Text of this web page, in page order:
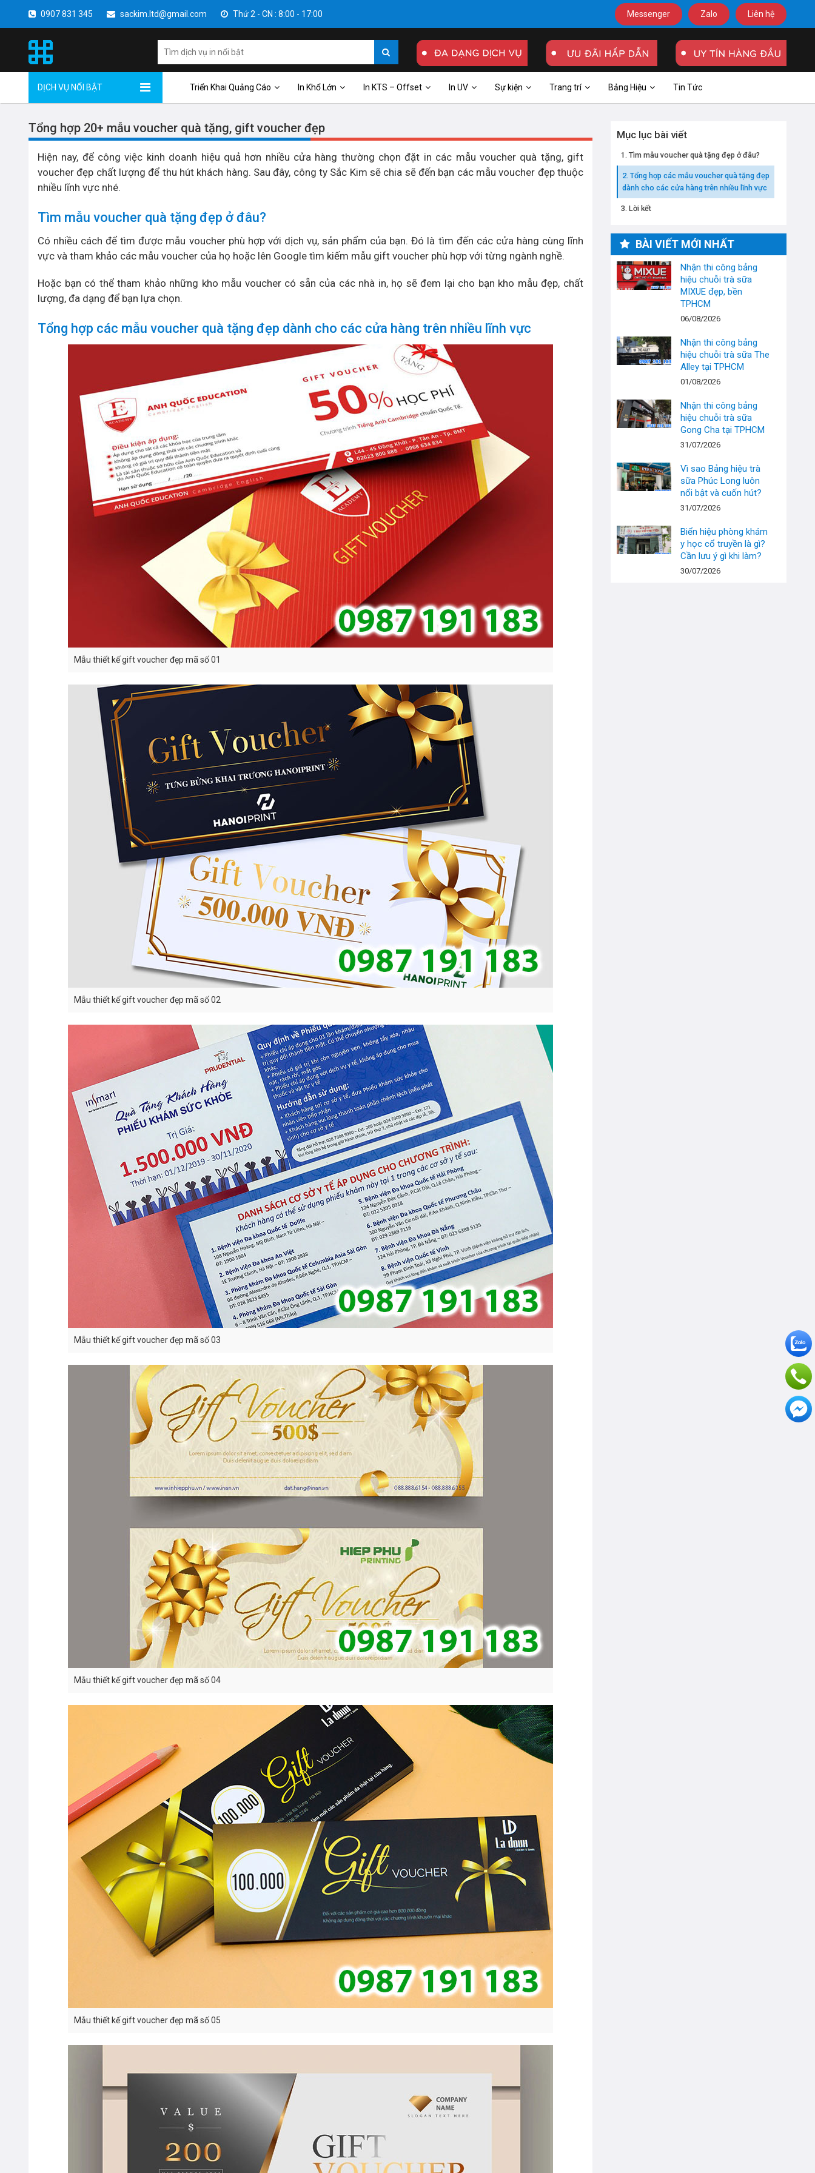
0907 831 345 sackim.ltd@gmail.com Thứ 2 - CN : 8:00 - 17:00 Messenger Zalo Liên hệ
DỊCH VỤ NỔI BẬT Triển Khai Quảng Cáo In Khổ Lớn In KTS – Offset In UV Sự kiện Trang trí Bảng Hiệu Tin Tức
Tổng hợp 20+ mẫu voucher quà tặng, gift voucher đẹp
Hiện nay, để công việc kinh doanh hiệu quả hơn nhiều cửa hàng thường chọn đặt in các mẫu voucher quà tặng, gift
voucher đẹp chất lượng để thu hút khách hàng. Sau đây, công ty Sắc Kim sẽ chia sẽ đến bạn các mẫu voucher đẹp thuộc
nhiều lĩnh vực nhé.
Tìm mẫu voucher quà tặng đẹp ở đâu?
Có nhiều cách để tìm được mẫu voucher phù hợp với dịch vụ, sản phẩm của bạn. Đó là tìm đến các cửa hàng cùng lĩnh
vực và tham khảo các mẫu voucher của họ hoặc lên Google tìm kiếm mẫu gift voucher phù hợp với từng ngành nghề.
Hoặc bạn có thể tham khảo những kho mẫu voucher có sẵn của các nhà in, họ sẽ đem lại cho bạn kho mẫu đẹp, chất
lượng, đa dạng để bạn lựa chọn.
Tổng hợp các mẫu voucher quà tặng đẹp dành cho các cửa hàng trên nhiều lĩnh vực
Mẫu thiết kế gift voucher đẹp mã số 01
Mẫu thiết kế gift voucher đẹp mã số 02
Mẫu thiết kế gift voucher đẹp mã số 03
Mẫu thiết kế gift voucher đẹp mã số 04
Mẫu thiết kế gift voucher đẹp mã số 05
Mục lục bài viết
Tìm mẫu voucher quà tặng đẹp ở đâu?
Tổng hợp các mẫu voucher quà tặng đẹp
dành cho các cửa hàng trên nhiều lĩnh vực
Lời kết
BÀI VIẾT MỚI NHẤT
Nhận thi công bảng
hiệu chuỗi trà sữa
MIXUE đẹp, bền
TPHCM
06/08/2026
Nhận thi công bảng
hiệu chuỗi trà sữa The
Alley tại TPHCM
01/08/2026
Nhận thi công bảng
hiệu chuỗi trà sữa
Gong Cha tại TPHCM
31/07/2026
Vì sao Bảng hiệu trà
sữa Phúc Long luôn
nổi bật và cuốn hút?
31/07/2026
Biển hiệu phòng khám
y học cổ truyền là gì?
Cần lưu ý gì khi làm?
30/07/2026